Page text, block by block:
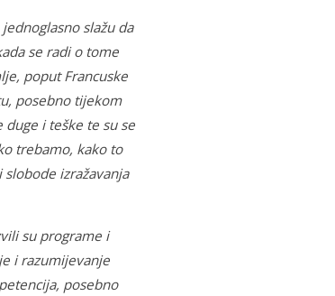
slažu da
se radi o tome
poput Francuske
posebno tijekom
duge i teške te su se
trebamo, kako to
izražavanja
su programe i
i razumijevanje
posebno